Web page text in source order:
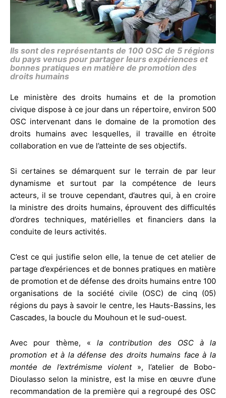
Ils sont des représentants de 100 OSC de 5 régions
du pays venus pour partager leurs expériences et
bonnes pratiques en matière de promotion des
droits humains
Le ministère des droits humains et de la promotion
civique dispose à ce jour dans un répertoire, environ 500
OSC intervenant dans le domaine de la promotion des
droits humains avec lesquelles, il travaille en étroite
collaboration en vue de l’atteinte de ses objectifs.
Si certaines se démarquent sur le terrain de par leur
dynamisme et surtout par la compétence de leurs
acteurs, il se trouve cependant, d’autres qui, à en croire
la ministre des droits humains, éprouvent des difficultés
d’ordres techniques, matérielles et financiers dans la
conduite de leurs activités.
C’est ce qui justifie selon elle, la tenue de cet atelier de
partage d’expériences et de bonnes pratiques en matière
de promotion et de défense des droits humains entre 100
organisations de la société civile (OSC) de cinq (05)
régions du pays à savoir le centre, les Hauts-Bassins, les
Cascades, la boucle du Mouhoun et le sud-ouest.
Avec pour thème, « la contribution des OSC à la
promotion et à la défense des droits humains face à la
montée de l’extrémisme violent», l’atelier de Bobo-
Dioulasso selon la ministre, est la mise en œuvre d’une
recommandation de la première qui a regroupé des OSC